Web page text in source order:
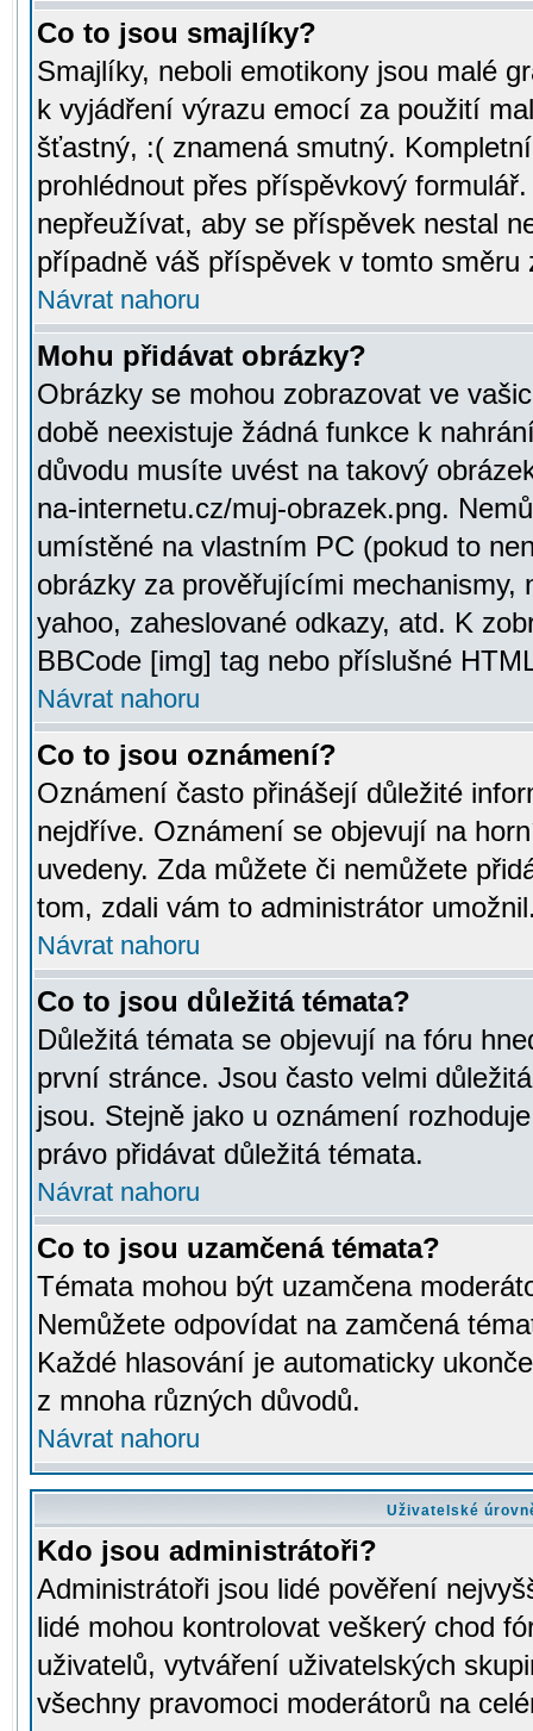
Co to jsou smajlíky?
Smajlíky, neboli emotikony jsou malé
k vyjádření výrazu emocí za použití
šťastný, :( znamená smutný.
prohlédnout přes příspěvkový
nepřeužívat, aby se příspěvek nestal
případně váš příspěvek v tomto směru
Návrat nahoru
Mohu přidávat obrázky?
Obrázky se mohou zobrazovat ve
době neexistuje žádná funkce k
důvodu musíte uvést na takový
na-internetu.cz/muj-obrazek.png.
umístěné na vlastním PC (pokud to
obrázky za prověřujícími mechanismy,
yahoo, zaheslované odkazy, atd. K
BBCode [img] tag nebo příslušné
Návrat nahoru
Co to jsou oznámení?
Oznámení často přinášejí důležité
nejdříve. Oznámení se objevují na
uvedeny. Zda můžete či nemůžete
tom, zdali vám to administrátor
Návrat nahoru
Co to jsou důležitá témata?
Důležitá témata se objevují na fóru
první stránce. Jsou často velmi
jsou. Stejně jako u oznámení
právo přidávat důležitá témata.
Návrat nahoru
Co to jsou uzamčená témata?
Témata mohou být uzamčena
Nemůžete odpovídat na zamčená
Každé hlasování je automaticky
z mnoha různých důvodů.
Návrat nahoru
Uživatelské
Kdo jsou administrátoři?
Administrátoři jsou lidé pověření
lidé mohou kontrolovat veškerý chod
uživatelů, vytváření uživatelských
všechny pravomoci moderátorů na